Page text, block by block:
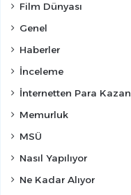
Film Dünyası
Genel
Haberler
İnceleme
İnternetten Para
Memurluk
MSÜ
Nasıl Yapılıyor
Ne Kadar Alıyor